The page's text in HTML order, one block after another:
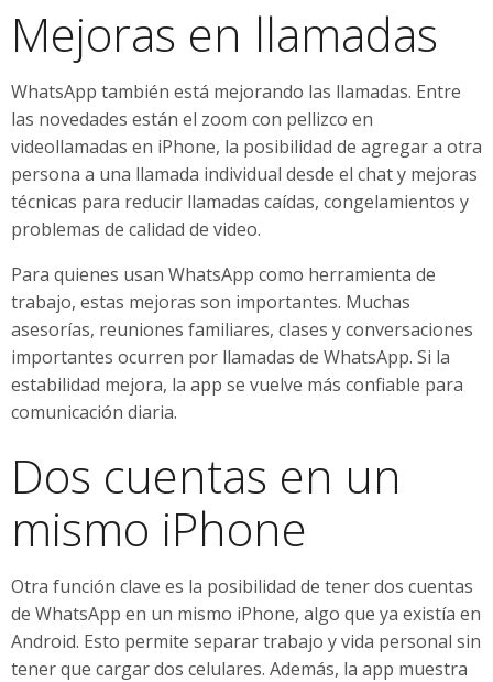
Mejoras en llamadas
WhatsApp también está mejorando las llamadas. Entre
las novedades están el zoom con pellizco en
videollamadas en iPhone, la posibilidad de agregar a otra
persona a una llamada individual desde el chat y mejoras
técnicas para reducir llamadas caídas, congelamientos y
problemas de calidad de video.
Para quienes usan WhatsApp como herramienta de
trabajo, estas mejoras son importantes. Muchas
asesorías, reuniones familiares, clases y conversaciones
importantes ocurren por llamadas de WhatsApp. Si la
estabilidad mejora, la app se vuelve más confiable para
comunicación diaria.
Dos cuentas en un
mismo iPhone
Otra función clave es la posibilidad de tener dos cuentas
de WhatsApp en un mismo iPhone, algo que ya existía en
Android. Esto permite separar trabajo y vida personal sin
tener que cargar dos celulares. Además, la app muestra